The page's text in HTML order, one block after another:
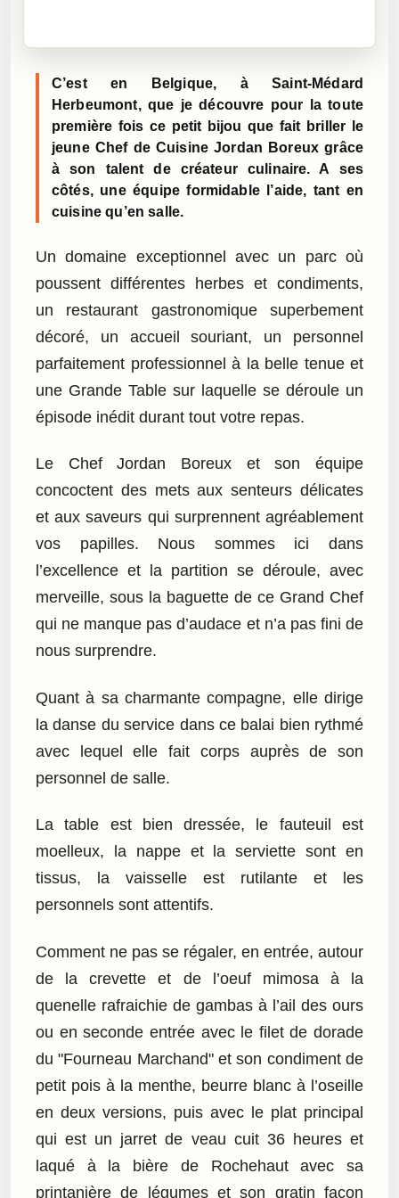
C’est en Belgique, à Saint-Médard
Herbeumont, que je découvre pour la toute
première fois ce petit bijou que fait briller le
jeune Chef de Cuisine Jordan Boreux grâce
à son talent de créateur culinaire. A ses
côtés, une équipe formidable l’aide, tant en
cuisine qu’en salle.
Un domaine exceptionnel avec un parc où
poussent différentes herbes et condiments,
un restaurant gastronomique superbement
décoré, un accueil souriant, un personnel
parfaitement professionnel à la belle tenue et
une Grande Table sur laquelle se déroule un
épisode inédit durant tout votre repas.
Le Chef Jordan Boreux et son équipe
concoctent des mets aux senteurs délicates
et aux saveurs qui surprennent agréablement
vos papilles. Nous sommes ici dans
l’excellence et la partition se déroule, avec
merveille, sous la baguette de ce Grand Chef
qui ne manque pas d’audace et n’a pas fini de
nous surprendre.
Quant à sa charmante compagne, elle dirige
la danse du service dans ce balai bien rythmé
avec lequel elle fait corps auprès de son
personnel de salle.
La table est bien dressée, le fauteuil est
moelleux, la nappe et la serviette sont en
tissus, la vaisselle est rutilante et les
personnels sont attentifs.
Comment ne pas se régaler, en entrée, autour
de la crevette et de l’oeuf mimosa à la
quenelle rafraichie de gambas à l’ail des ours
ou en seconde entrée avec le filet de dorade
du "Fourneau Marchand" et son condiment de
petit pois à la menthe, beurre blanc à l’oseille
en deux versions, puis avec le plat principal
qui est un jarret de veau cuit 36 heures et
laqué à la bière de Rochehaut avec sa
printanière de légumes et son gratin façon